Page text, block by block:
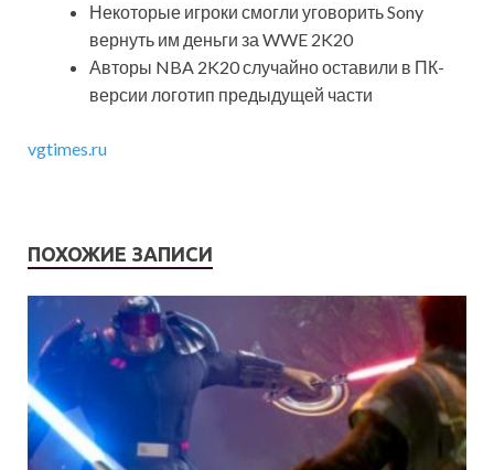
Некоторые игроки смогли уговорить Sony
вернуть им деньги за WWE 2K20
Авторы NBA 2K20 случайно оставили в ПК-
версии логотип предыдущей части
vgtimes.ru
ПОХОЖИЕ ЗАПИСИ